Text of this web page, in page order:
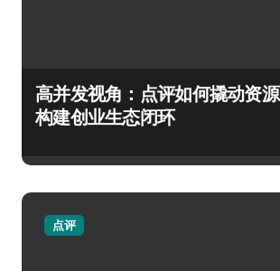
高并发视角：点评如何撬动资源
构建创业生态闭环
点评